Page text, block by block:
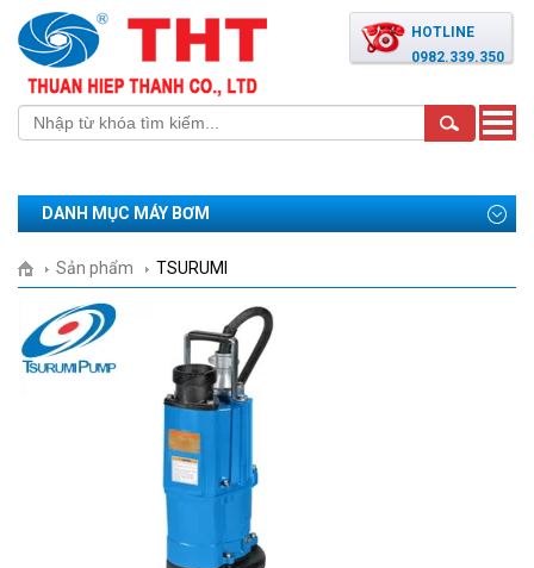
HOTLINE
0982.339.350
Toggle
DANH MỤC MÁY BƠM
Sản phẩm TSURUMI